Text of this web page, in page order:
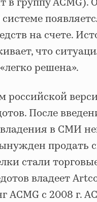
в группу ACMG).
на счете.
что
решена».
российской
После
в СМИ
продать
стали
владеет
ACMG c 2008 г.